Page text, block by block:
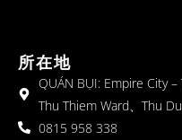
所在地
QUÁN BỤI: Empire City
Thu Thiem Ward、Thu
0815 958 338